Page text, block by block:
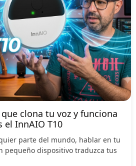
clona tu voz y funciona
el InnAIO T10
parte del mundo, hablar en tu
pequeño dispositivo traduzca tus